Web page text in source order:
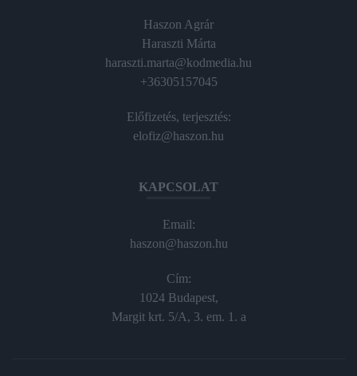
Haszon Agrár
Haraszti Márta
haraszti.marta@kodmedia.hu
+36305157045
Előfizetés, terjesztés:
elofiz@haszon.hu
KAPCSOLAT
Email:
haszon@haszon.hu
Cím:
1024 Budapest,
Margit krt. 5/A, 3. em. 1. a